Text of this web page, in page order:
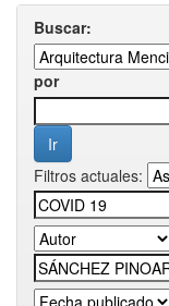
Buscar:
por
Filtros actuales: